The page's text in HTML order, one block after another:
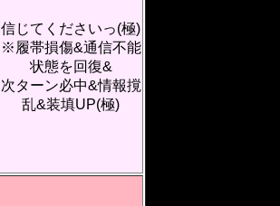
信じてくださいっ(極)
※履帯損傷&通信不能
状態を回復&
次ターン必中&情報撹
乱&装填UP(極)